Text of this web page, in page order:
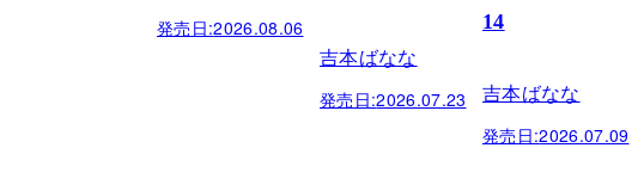
発売日:2026.08.06
吉本ばなな
発売日:2026.07.23
14
吉本ばなな
発売日:2026.07.09